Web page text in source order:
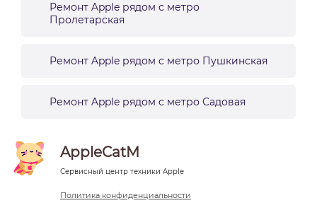
Ремонт Apple рядом с метро
Пролетарская
Ремонт Apple рядом с метро Пушкинская
Ремонт Apple рядом с метро Садовая
AppleCatM
Сервисный центр техники Apple
Политика конфиденциальности